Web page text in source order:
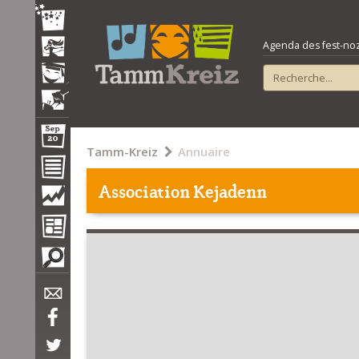
Agenda des fest-
Tamm-Kreiz Annuaire
Association Kejadenn